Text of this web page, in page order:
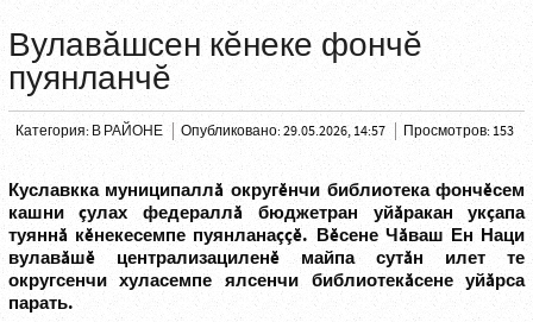
Вулавăшсен кĕнеке фончĕ
пуянланчĕ
Категория: В РАЙОНЕ Опубликовано: 29.05.2026, 14:57 Просмотров: 153
Куславкка муниципаллă округĕнчи библиотека фончĕсем
кашни çулах федераллă бюджетран уйăракан укçапа
туяннă кĕнекесемпе пуянланаççĕ. Вĕсене Чăваш Ен Наци
вулавăшĕ централизациленĕ майпа сутăн илет те
округсенчи хуласемпе ялсенчи библиотекăсене уйăрса
парать.